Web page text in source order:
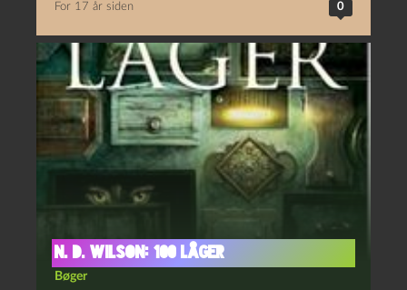
For 17 år siden 0
N. D. Wilson: 100 låger
Bøger